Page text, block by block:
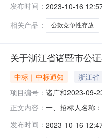
日期：2023年09
发布时间： 2023-10-16
相关产品：
公款竞争性存放
关于浙江省诸暨市公
中标｜中标通知
浙江省
项目编号： 诸广和2023-09-
正文内容： 一、招标人名称
果：标项1：存
发布时间： 2023-10-16